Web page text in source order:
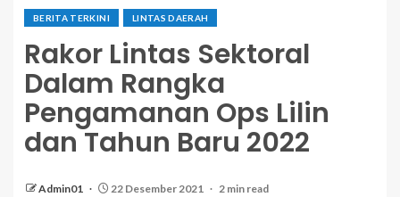
BERITA TERKINI LINTAS DAERAH
Rakor Lintas Sektoral
Dalam Rangka
Pengamanan Ops Lilin
dan Tahun Baru 2022
Admin01 22 Desember 2021 2 min read